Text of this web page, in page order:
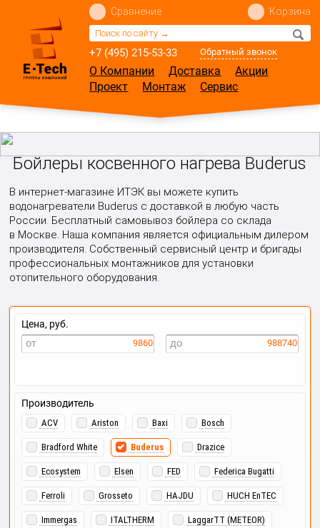
+7 (495) 215-53-33 Обратный звонок
Сравнение Корзина
О Компании Доставка
Акции
Проект
Монтаж Сервис
Бойлеры косвенного нагрева Buderus
В интернет-магазине ИТЭК вы можете купить
водонагреватели Buderus с доставкой в любую часть
России. Бесплатный самовывоз бойлера со склада
в Москве. Наша компания является официальным дилером
производителя. Собственный сервисный центр и бригады
профессиональных монтажников для установки
отопительного оборудования.
Цена, руб.
9860 988740
Производитель
ACV Ariston Baxi Bosch
Bradford White Buderus Drazice
Ecosystem Elsen FED Federica Bugatti
Ferroli Grosseto HAJDU HUCH EnTEC
Immergas ITALTHERM LaggarTT (METEOR)